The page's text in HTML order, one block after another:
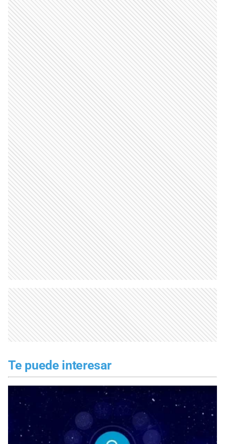
Te puede interesar